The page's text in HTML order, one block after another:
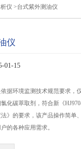
仪 >台式紫外测油仪
仪
01-15
据环境监测技术规范要求，
化碳萃取剂，符合新《
》的要求，该产品操作简单
的各种应用需求。